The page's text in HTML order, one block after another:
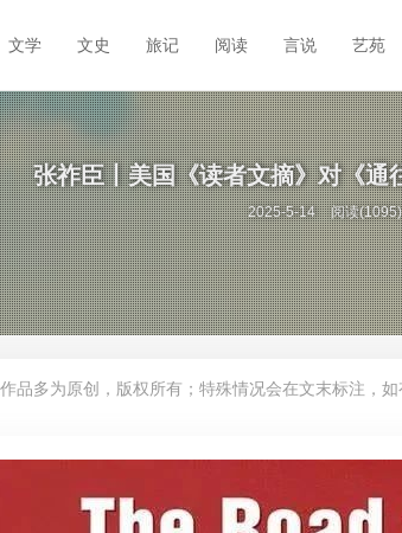
文学 文史 旅记 阅读 言说 艺苑
张祚臣丨美国《读者文摘》对《通
2025-5-14 阅读(1095)
品多为原创，版权所有；特殊情况会在文末标注，如